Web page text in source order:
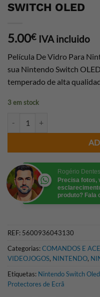
SWITCH OLED
5.00€ IVA incluido
Película De Vidro Para
sua Nintendo Switch
temperado de alta
3 em stock
Rogério Dentes
Precisa fotos,
produto? Fala
REF: 5600936043130
Categorias:COMANDOS E
VIDEOJOGOS, NINTENDO,
Etiquetas: Nintendo Switch Oled
Protectores de Ecrã